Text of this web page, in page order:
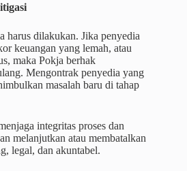
harus dilakukan. Jika penyedia
keuangan yang lemah, atau
maka Pokja berhak
Mengontrak penyedia yang
masalah baru di tahap
integritas proses dan
melanjutkan atau membatalkan
legal, dan akuntabel.